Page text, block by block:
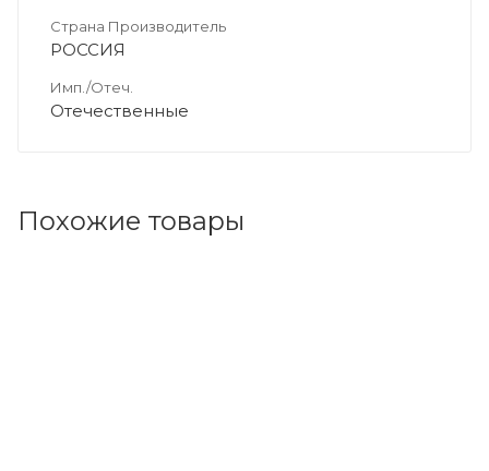
Страна Производитель
РОССИЯ
Имп./Отеч.
Отечественные
Похожие товары